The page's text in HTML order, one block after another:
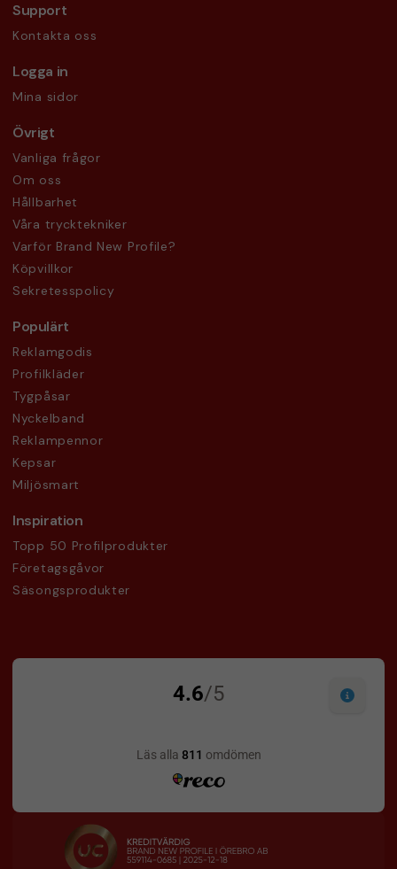
Support
Kontakta oss
Logga in
Mina sidor
Övrigt
Vanliga frågor
Om oss
Hållbarhet
Våra trycktekniker
Varför Brand New Profile?
Köpvillkor
Sekretesspolicy
Populärt
Reklamgodis
Profilkläder
Tygpåsar
Nyckelband
Reklampennor
Kepsar
Miljösmart
Inspiration
Topp 50 Profilprodukter
Företagsgåvor
Säsongsprodukter